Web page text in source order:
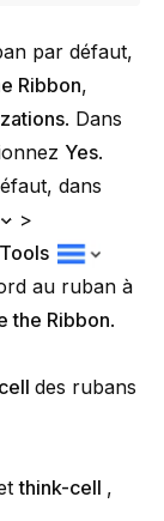
par défaut,
Ribbon,
. Dans
Yes.
dans
>
Tools
au ruban à
the Ribbon.
des rubans
think-cell ,